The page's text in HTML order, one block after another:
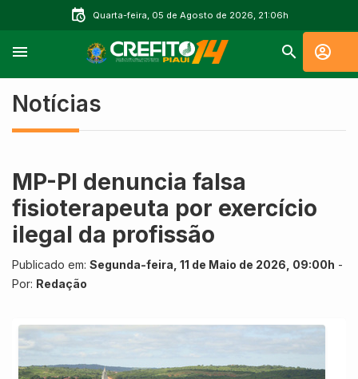
Quarta-feira, 05 de Agosto de 2026, 21:06h
Notícias
MP-PI denuncia falsa
fisioterapeuta por exercício
ilegal da profissão
Publicado em: Segunda-feira, 11 de Maio de 2026, 09:00h -
Por: Redação